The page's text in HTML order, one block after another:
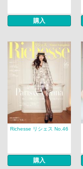
購入
Richesse リシェス No.46
購入